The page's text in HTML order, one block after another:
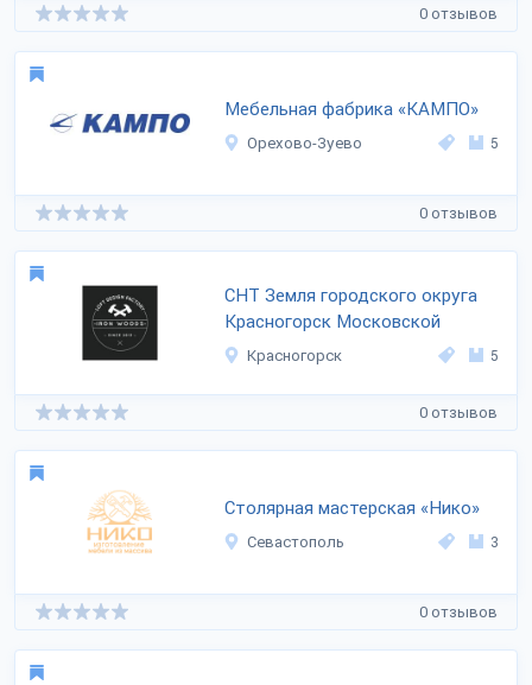
0 отзывов
Мебельная фабрика «КАМПО»
Орехово-Зуево 5
0 отзывов
СНТ Земля городского округа
Красногорск Московской
Красногорск 5
0 отзывов
Столярная мастерская «Нико»
Севастополь 3
0 отзывов